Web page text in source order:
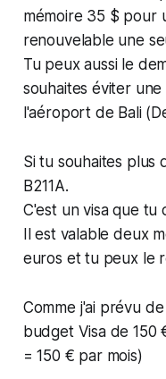
mémoire 35 $ pour
renouvelable une
Tu peux aussi le
souhaites éviter
l'aéroport de Bali
Si tu souhaites plus
B211A.
C'est un visa que tu
Il est valable deux
euros et tu peux le
Comme j'ai prévu
budget Visa de
= 150 € par mois)